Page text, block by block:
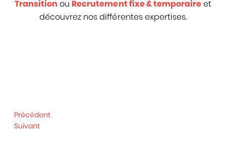
Transition ou Recrutement fixe & temporaireet
découvrez nos différentes expertises.
Précédent
Suivant